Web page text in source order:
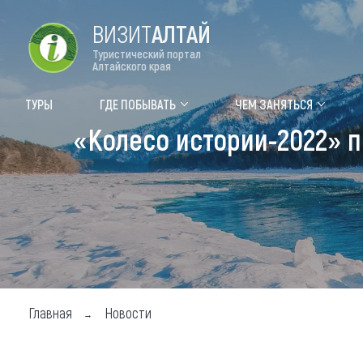
Форум VISIT ALTAI
Туры Где
Топ
ВИЗИТАЛТАЙ
Туристический портал
Алтайского края
ТУРЫ ГДЕ ПОБЫВАТЬ ЧЕМ ЗАНЯТЬСЯ
«Колесо истории-2022»
Главная Новости